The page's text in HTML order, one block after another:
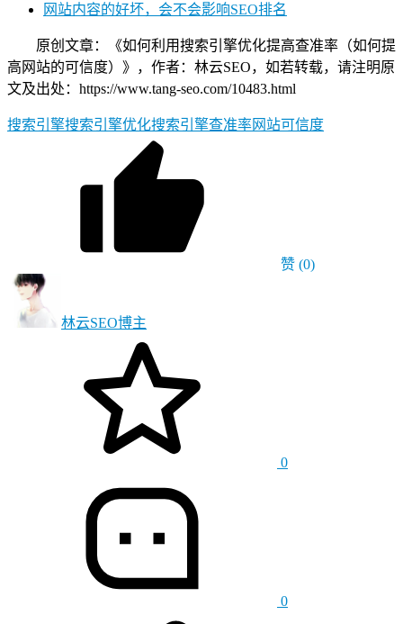
网站内容的好坏，会不会影响SEO排名
原创文章：《如何利用搜索引擎优化提高查准率（如何提
高网站的可信度）》，作者：林云SEO，如若转载，请注明原
文及出处：https://www.tang-seo.com/10483.html
搜索引擎搜索引擎优化搜索引擎查准率网站可信度
赞 (0)
林云SEO博主
0
0